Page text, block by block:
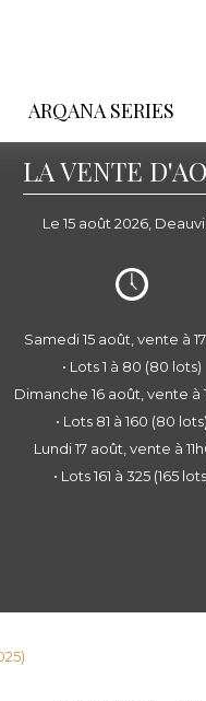
ARQANA SERIES
LA VENTE
Le 15 août 2026,
Samedi 15 août, vente à
• Lots 1 à 80 (80 lots)
Dimanche 16 août, vente à
• Lots 81 à 160 (80 lots)
Lundi 17 août, vente à
• Lots 161 à 325 (165